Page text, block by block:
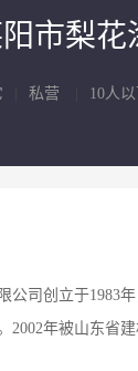
市梨花
私营 10人以
公司创立于1983
2002年被山东省